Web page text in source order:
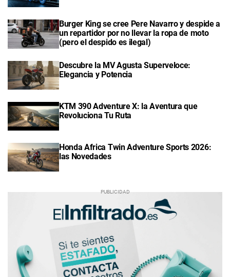
Burger King se cree Pere Navarro y despide a
un repartidor por no llevar la ropa de moto
(pero el despido es ilegal)
Descubre la MV Agusta Superveloce:
Elegancia y Potencia
KTM 390 Adventure X: la Aventura que
Revoluciona Tu Ruta
Honda Africa Twin Adventure Sports 2026:
las Novedades